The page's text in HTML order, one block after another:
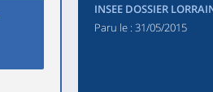
INSEE DOSSIER
Paru le : 31/05/2015